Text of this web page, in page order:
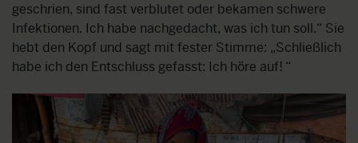
geschrien, sind fast verblutet oder bekamen schwere
Infektionen. Ich habe nachgedacht, was ich tun soll.“ Sie
hebt den Kopf und sagt mit fester Stimme: „Schließlich
habe ich den Entschluss gefasst: Ich höre auf! “